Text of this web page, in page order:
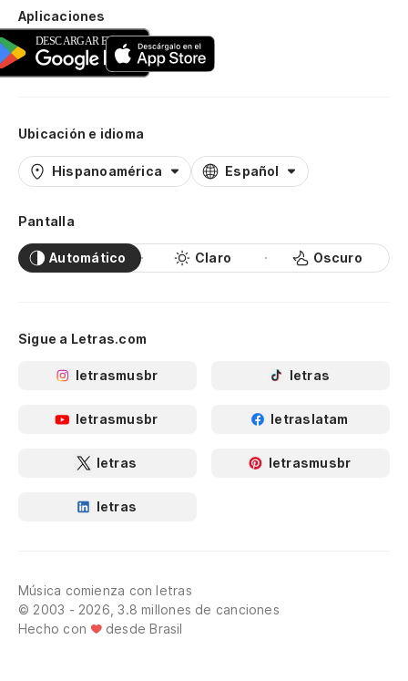
Aplicaciones
Ubicación e idioma
Hispanoamérica Español
Pantalla
Automático Claro Oscuro
Sigue a Letras.com
letrasmusbr letras
letrasmusbr letraslatam
letras letrasmusbr
letras
Música comienza con letras
© 2003 - 2026, 3.8 millones de canciones
Hecho con
desde Brasil